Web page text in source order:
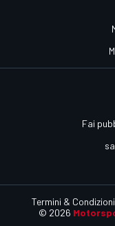
Fai
© 2026
Termini & Condizioni